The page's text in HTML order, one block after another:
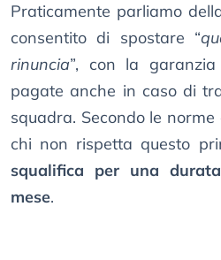
Praticamente parliamo
consentito di spostare “
rinuncia”, con la
pagate anche in caso di
squadra. Secondo le
chi non rispetta questo
squalifica per una
mese.